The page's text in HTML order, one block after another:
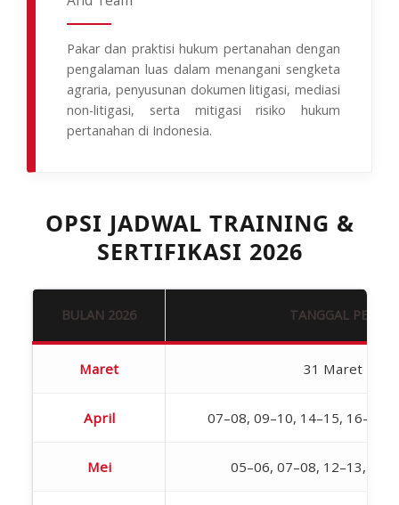
Pakar dan praktisi hukum pertanahan dengan
pengalaman luas dalam menangani sengketa
agraria, penyusunan dokumen litigasi, mediasi
non-litigasi, serta mitigasi risiko hukum
pertanahan di Indonesia.
OPSI JADWAL TRAINING &
SERTIFIKASI 2026
BULAN 2026 TANGGAL
Maret 31 Maret – 01
April 07–08, 09–10, 14–15, 16–17,
Mei 05–06, 07–08, 12–13,